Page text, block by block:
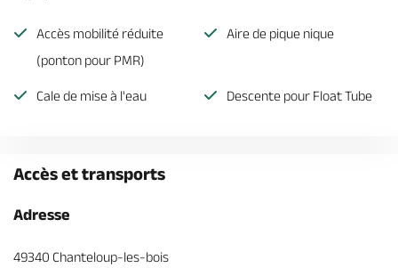
Accès mobilité réduite
(ponton pour PMR)
Aire de pique nique
Cale de mise à l'eau Descente pour Float Tube
Accès et transports
Adresse
49340 Chanteloup-les-bois